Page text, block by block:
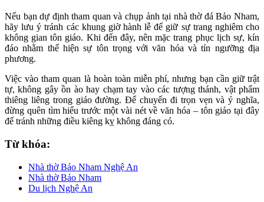
Nếu bạn dự định tham quan và chụp ảnh tại nhà thờ đá Bảo Nham,
hãy lưu ý tránh các khung giờ hành lễ để giữ sự trang nghiêm cho
không gian tôn giáo. Khi đến đây, nên mặc trang phục lịch sự, kín
đáo nhằm thể hiện sự tôn trọng với văn hóa và tín ngưỡng địa
phương.
Việc vào tham quan là hoàn toàn miễn phí, nhưng bạn cần giữ trật
tự, không gây ồn ào hay chạm tay vào các tượng thánh, vật phẩm
thiêng liêng trong giáo đường. Để chuyến đi trọn vẹn và ý nghĩa,
đừng quên tìm hiểu trước một vài nét về văn hóa – tôn giáo tại đây
để tránh những điều kiêng kỵ không đáng có.
Từ khóa:
Nhà thờ Bảo Nham Nghệ An
Nhà thờ Bảo Nham
Du lịch Nghệ An